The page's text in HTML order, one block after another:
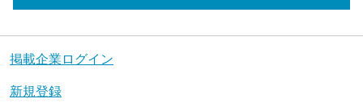
掲載企業ログイン
新規登録